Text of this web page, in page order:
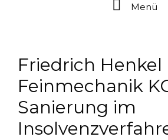
Menü
Friedrich Henkel
Feinmechanik
Sanierung im